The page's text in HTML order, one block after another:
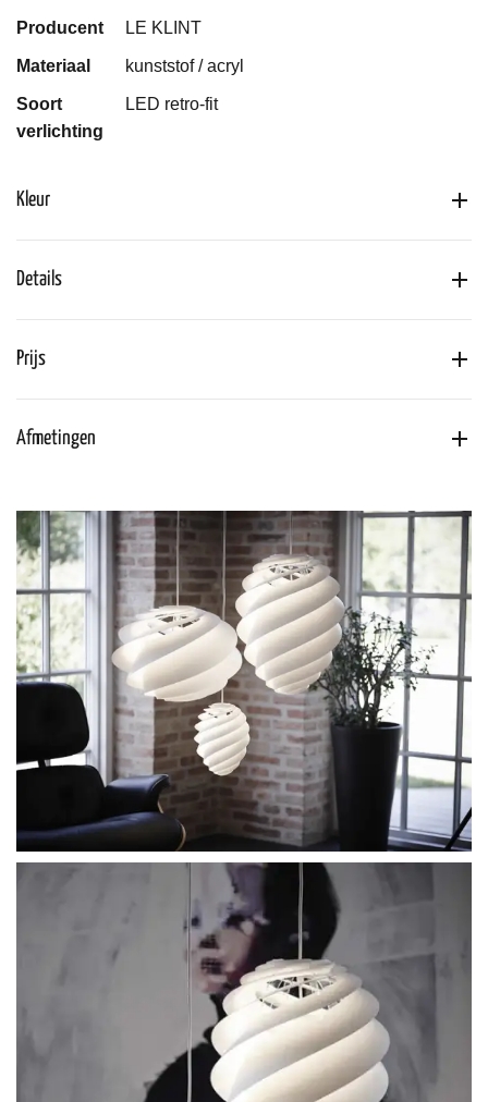
Producent LE KLINT
Materiaal kunststof / acryl
Soort
verlichting
LED retro-fit
Kleur
Details
Prijs
Afmetingen